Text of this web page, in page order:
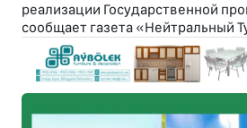
реализации Государственной
сообщает газета «Нейтральный